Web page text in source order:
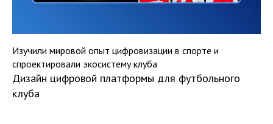
Изучили мировой опыт цифровизации в спорте и
спроектировали экосистему клуба
Дизайн цифровой платформы для футбольного
клуба